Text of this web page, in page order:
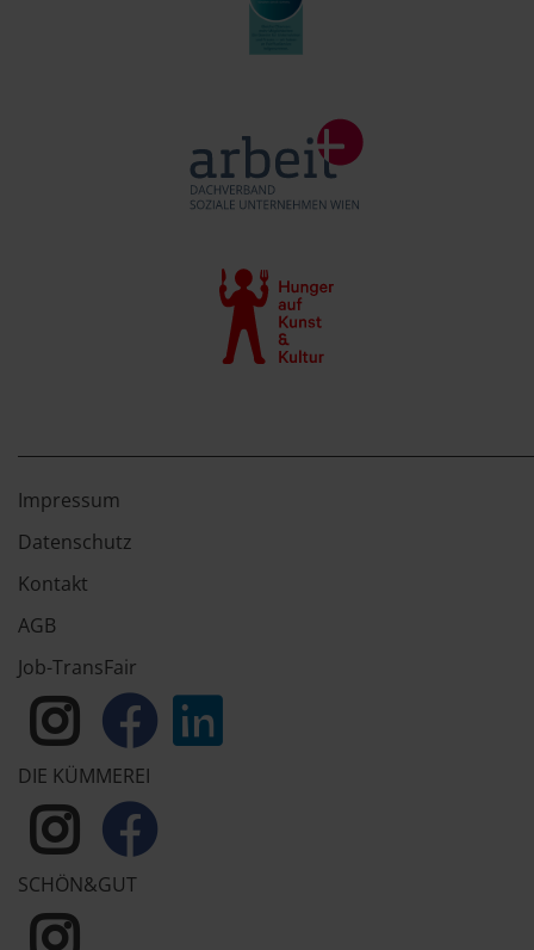
Impressum
Datenschutz
Kontakt
AGB
Job-TransFair
DIE KÜMMEREI
SCHÖN&GUT